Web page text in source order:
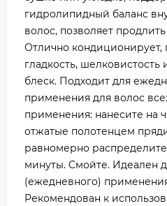
гидролипидный баланс
волос, позволяет
Отлично кондиционирует,
гладкость,
блеск. Подходит для
применения для волос
применения: нанесите на
отжатые полотенцем
равномерно распределите,
минуты. Смойте. Идеален
(ежедневного)
Рекомендован к